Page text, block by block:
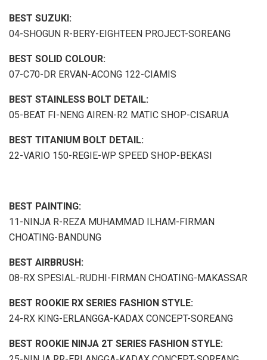
BEST SUZUKI:
04-SHOGUN R-BERY-EIGHTEEN PROJECT-SOREANG
BEST SOLID COLOUR:
07-C70-DR ERVAN-ACONG 122-CIAMIS
BEST STAINLESS BOLT DETAIL:
05-BEAT FI-NENG AIREN-R2 MATIC SHOP-CISARUA
BEST TITANIUM BOLT DETAIL:
22-VARIO 150-REGIE-WP SPEED SHOP-BEKASI
BEST PAINTING:
11-NINJA R-REZA MUHAMMAD ILHAM-FIRMAN
CHOATING-BANDUNG
BEST AIRBRUSH:
08-RX SPESIAL-RUDHI-FIRMAN CHOATING-MAKASSAR
BEST ROOKIE RX SERIES FASHION STYLE:
24-RX KING-ERLANGGA-KADAX CONCEPT-SOREANG
BEST ROOKIE NINJA 2T SERIES FASHION STYLE: